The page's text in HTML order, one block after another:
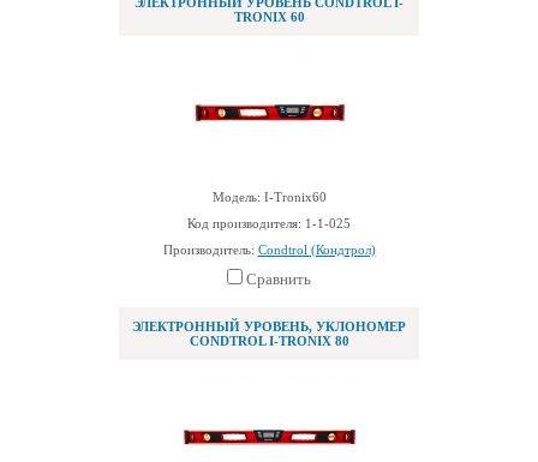
TRONIX 60
Модель: I-Tronix60
Код производителя: 1-1-025
Производитель: Condtrol (Кондтрол)
Сравнить
ЭЛЕКТРОННЫЙ УРОВЕНЬ, УКЛОНОМЕР
CONDTROL I-TRONIX 80